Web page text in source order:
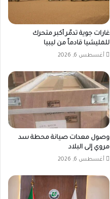
غارات جوية تدمّر أكبر متحرك
للمليشيا قادماً من ليبيا
أغسطس 6, 2026
وصول معدات صيانة محطة سد
مروي إلى البلاد
أغسطس 6, 2026